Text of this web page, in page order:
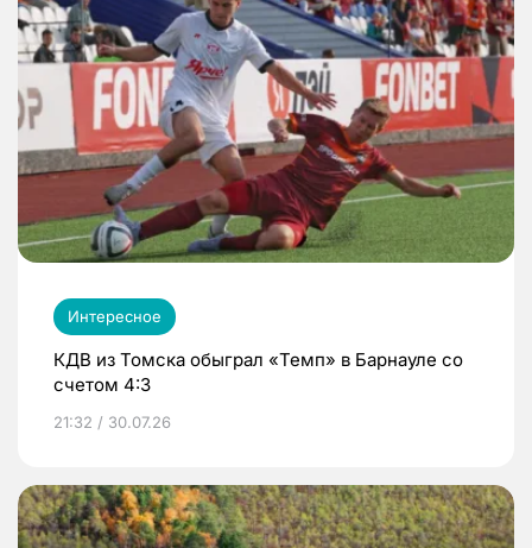
Интересное
КДВ из Томска обыграл «Темп» в Барнауле со
счетом 4:3
21:32 / 30.07.26